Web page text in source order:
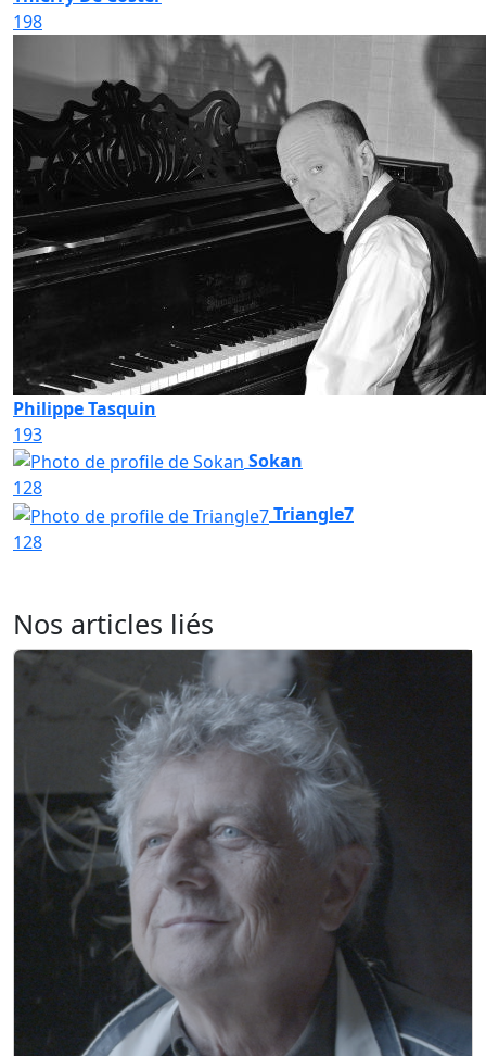
198
Philippe Tasquin
193
Sokan
128
Triangle7
128
Nos articles liés